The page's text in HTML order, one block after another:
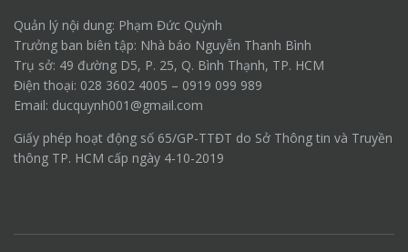
Quản lý nội dung: Phạm Đức Quỳnh
Trưởng ban biên tập: Nhà báo Nguyễn Thanh Bình
Trụ sở: 49 đường D5, P. 25, Q. Bình Thạnh, TP. HCM
Điện thoại: 028 3602 4005 – 0919 099 989
Email: ducquynh001@gmail.com
Giấy phép hoạt động số 65/GP-TTĐT do Sở Thông tin và Truyền
thông TP. HCM cấp ngày 4-10-2019